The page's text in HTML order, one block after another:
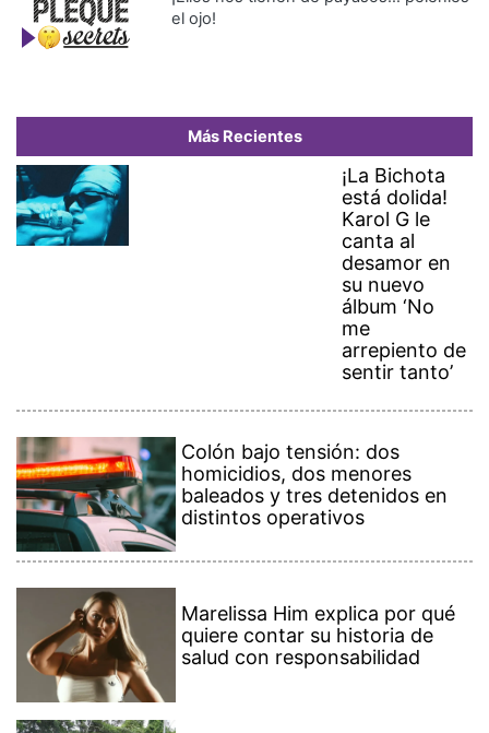
el ojo!
Más Recientes
¡La Bichota
está dolida!
Karol G le
canta al
desamor en
su nuevo
álbum ‘No
me
arrepiento de
sentir tanto’
Colón bajo tensión: dos
homicidios, dos menores
baleados y tres detenidos en
distintos operativos
Marelissa Him explica por qué
quiere contar su historia de
salud con responsabilidad